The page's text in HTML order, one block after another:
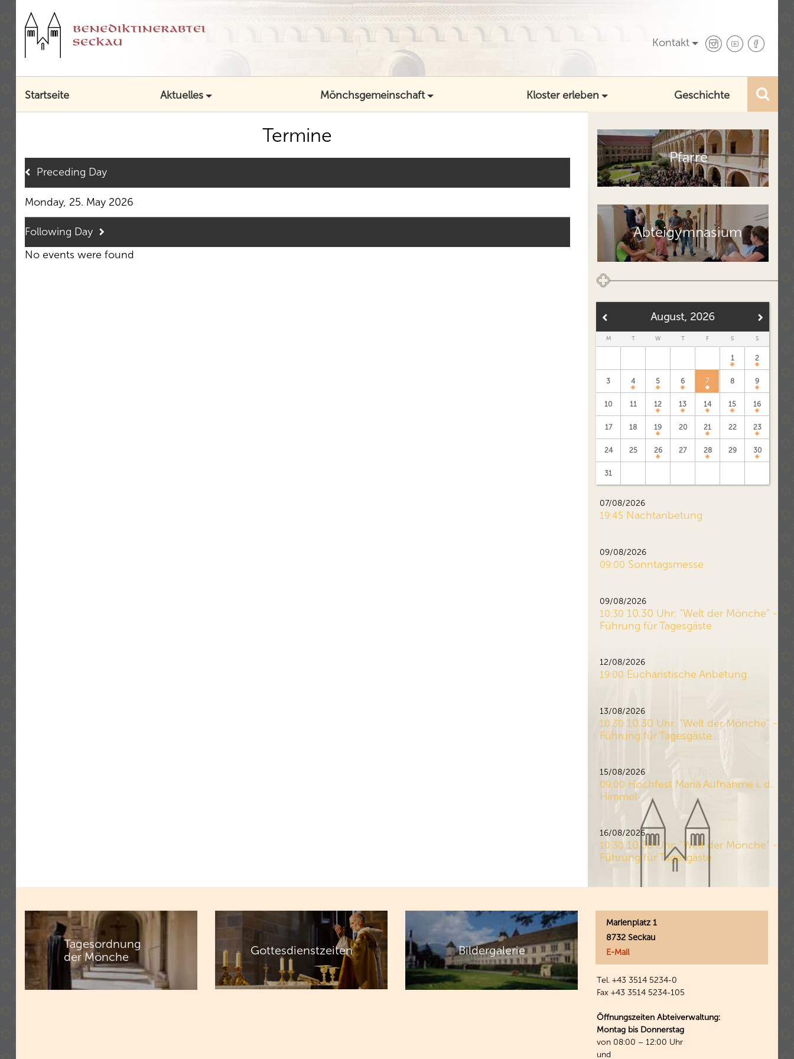
Kontakt
Startseite Aktuelles Mönchsgemeinschaft Kloster erleben Geschichte
Termine
Preceding Day
Monday, 25. May 2026
Following Day
No events were found
Pfarre
Abteigymnasium
August, 2026
M T W T F S S
1 2
3 4 5 6 7 8 9
10 11 12 13 14 15 16
17 18 19 20 21 22 23
24 25 26 27 28 29 30
31
07/08/2026
19:45 Nachtanbetung
09/08/2026
09:00 Sonntagsmesse
09/08/2026
10:30 10.30 Uhr: "Welt der Mönche" -
Führung für Tagesgäste
12/08/2026
19:00 Eucharistische Anbetung
13/08/2026
10:30 10.30 Uhr: "Welt der Mönche" -
Führung für Tagesgäste
15/08/2026
09:00 Hochfest Mariä Aufnahme i. d.
Himmel
16/08/2026
10:30 10.30 Uhr: "Welt der Mönche" -
Führung für Tagesgäste
Tagesordnung
der Mönche
Gottesdienstzeiten Bildergalerie
Marienplatz 1
8732 Seckau
E-Mail
Tel. +43 3514 5234-0
Fax +43 3514 5234-105
Öffnungszeiten Abteiverwaltung:
Montag bis Donnerstag
von 08:00 – 12:00 Uhr
und